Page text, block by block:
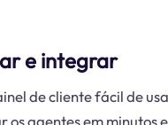
e integrar
de cliente fácil de